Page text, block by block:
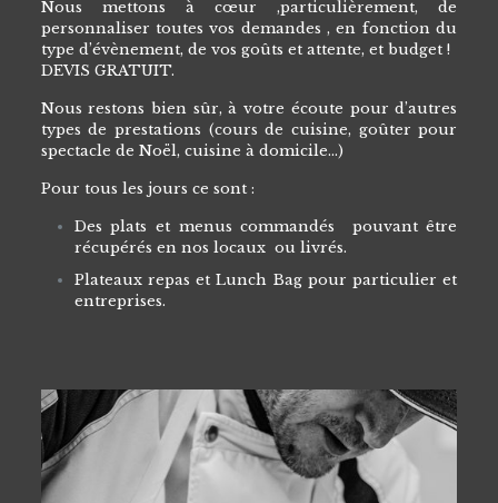
Nous mettons à cœur ,particulièrement, de
personnaliser toutes vos demandes , en fonction du
type d’évènement, de vos goûts et attente, et budget !
DEVIS GRATUIT.
Nous restons bien sûr, à votre écoute pour d’autres
types de prestations (cours de cuisine, goûter pour
spectacle de Noël, cuisine à domicile…)
Pour tous les jours ce sont :
Des plats et menus commandés pouvant être
récupérés en nos locaux ou livrés.
Plateaux repas et Lunch Bag pour particulier et
entreprises.